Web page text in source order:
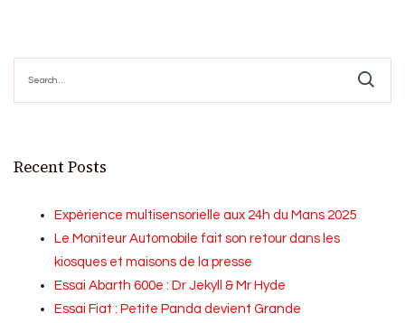
for:
Recent Posts
Expérience multisensorielle aux 24h du Mans 2025
Le Moniteur Automobile fait son retour dans les
kiosques et maisons de la presse
Essai Abarth 600e : Dr Jekyll & Mr Hyde
Essai Fiat : Petite Panda devient Grande